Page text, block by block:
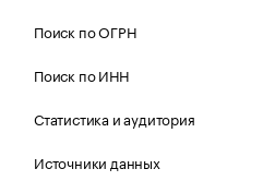
Поиск по ОГРН
Поиск по ИНН
Статистика и аудитория
Источники данных